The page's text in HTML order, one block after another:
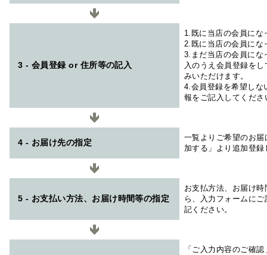
3 - 会員登録 or 住所等の記入
1.既に当店の会員にな
2.既に当店の会員にな
3.まだ当店の会員にな
入のうえ会員登録を
みいただけます。
4.会員登録を希望しな
報をご記入してくださ
4 - お届け先の指定
一覧よりご希望のお
加する」より追加登
5 - お支払い方法、お届け時間等の指定
お支払方法、お届け
ら、入力フォームに
記ください。
「ご入力内容のご確